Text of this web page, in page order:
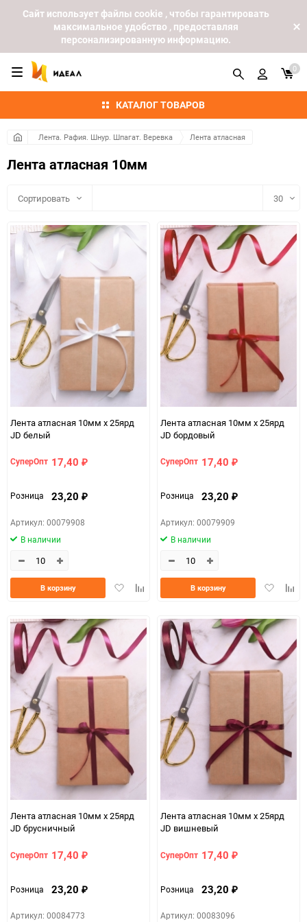
Cайт использует файлы cookie , чтобы гарантировать
максимальное удобство , предоставляя
персонализированную информацию.
КАТАЛОГ ТОВАРОВ
0
Лента. Рафия. Шнур. Шпагат. Веревка Лента атласная
Лента атласная 10мм
Сортировать 30
60
Лента атласная 10мм х 25ярд
JD белый
СуперОпт 17,40 ₽
Розница 23,20 ₽
Артикул: 00079908
В наличии
ДобавитьДобавить
В корзину
Лента атласная 10мм х 25ярд
JD бордовый
СуперОпт 17,40 ₽
Розница 23,20 ₽
Артикул: 00079909
В наличии
Добавить
В корзину
Лента атласная 10мм х 25ярд
JD брусничный
СуперОпт 17,40 ₽
Розница 23,20 ₽
Артикул: 00084773
Лента атласная 10мм х 25ярд
JD вишневый
СуперОпт 17,40 ₽
Розница 23,20 ₽
Артикул: 00083096